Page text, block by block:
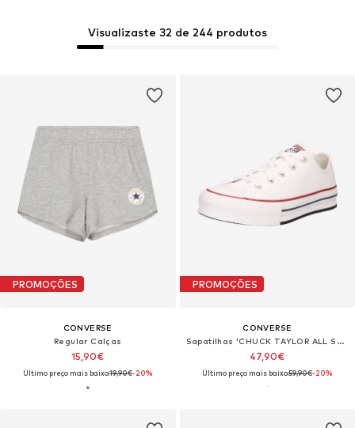
Visualizaste 32 de 244 produtos
PROMOÇÕES
CONVERSE
Regular Calças
15,90€
Último preço mais baixo:19,90€-20%
PROMOÇÕES
CONVERSE
Sapatilhas 'CHUCK TAYLOR ALL STAR EVA LIFT CANVAS PLATFORM'
47,90€
Último preço mais baixo:59,90€-20%